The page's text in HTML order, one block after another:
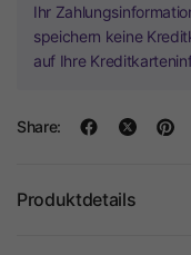
Ihr
speichern keine
auf Ihre
Share:
Produktdetails